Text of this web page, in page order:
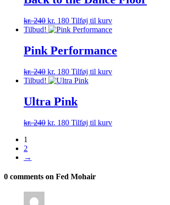
kr.240 Den
oprindelige
var:
kr. 240.
kr. 180Den
aktuelle
er:
kr. 180.
Tilføj til kurv
Tilbud!
Pink Performance
kr.240 Den
oprindelige
var:
kr. 240.
kr. 180Den
aktuelle
er:
kr. 180.
Tilføj til kurv
Tilbud!
Ultra Pink
kr.240 Den
kr. 180Den
Tilføj til kurv
1
2
→
0 comments on Fed Mohair